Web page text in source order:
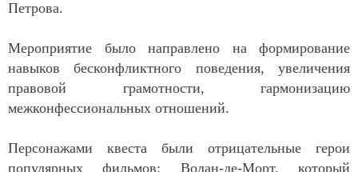
Петрова.
Мероприятие было направлено на формирование
навыков бесконфликтного поведения, увеличения
правовой грамотности, гармонизацию
межконфессиональных отношений.
Персонажами квеста были отрицательные герои
популярных фильмов: Волан-де-Морт, который